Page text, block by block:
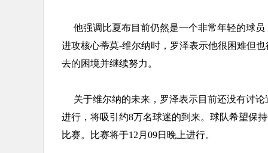
他强调比夏布目前仍然是一个非常年轻的球
进攻核心蒂莫-维尔纳时，罗泽表示他很困难但
去的困境并继续努力。
关于维尔纳的未来，罗泽表示目前还没有讨
进行，将吸引约8万名球迷的到来。球队希望保
比赛。比赛将于12月09日晚上进行。